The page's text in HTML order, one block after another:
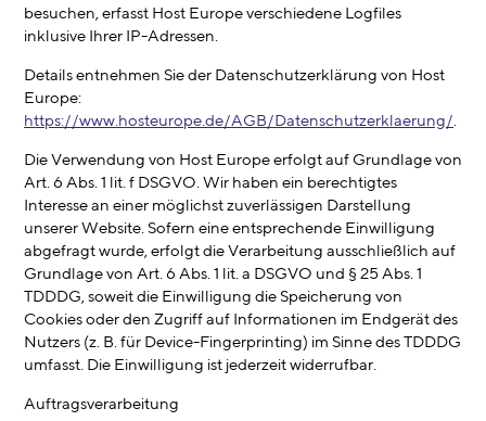
besuchen, erfasst Host Europe verschiedene Logfiles
inklusive Ihrer IP-Adressen.
Details entnehmen Sie der Datenschutzerklärung von Host
Europe:
https://www.hosteurope.de/AGB/Datenschutzerklaerung/.
Die Verwendung von Host Europe erfolgt auf Grundlage von
Art. 6 Abs. 1 lit. f DSGVO. Wir haben ein berechtigtes
Interesse an einer möglichst zuverlässigen Darstellung
unserer Website. Sofern eine entsprechende Einwilligung
abgefragt wurde, erfolgt die Verarbeitung ausschließlich auf
Grundlage von Art. 6 Abs. 1 lit. a DSGVO und § 25 Abs. 1
TDDDG, soweit die Einwilligung die Speicherung von
Cookies oder den Zugriff auf Informationen im Endgerät des
Nutzers (z. B. für Device-Fingerprinting) im Sinne des TDDDG
umfasst. Die Einwilligung ist jederzeit widerrufbar.
Auftragsverarbeitung